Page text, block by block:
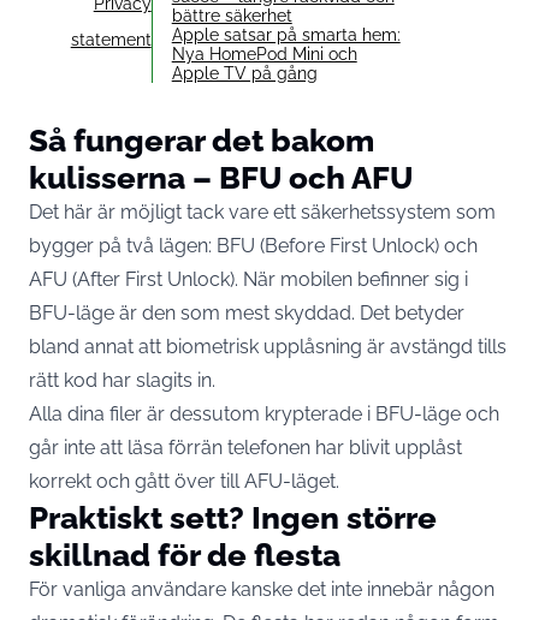
statement
bättre säkerhet
Apple satsar på smarta hem:
Nya HomePod Mini och
Apple TV på gång
Så fungerar det bakom
kulisserna – BFU och AFU
Det här är möjligt tack vare ett säkerhetssystem som
bygger på två lägen: BFU (Before First Unlock) och
AFU (After First Unlock). När mobilen befinner sig i
BFU-läge är den som mest skyddad. Det betyder
bland annat att biometrisk upplåsning är avstängd tills
rätt kod har slagits in.
Alla dina filer är dessutom krypterade i BFU-läge och
går inte att läsa förrän telefonen har blivit upplåst
korrekt och gått över till AFU-läget.
Praktiskt sett? Ingen större
skillnad för de flesta
För vanliga användare kanske det inte innebär någon